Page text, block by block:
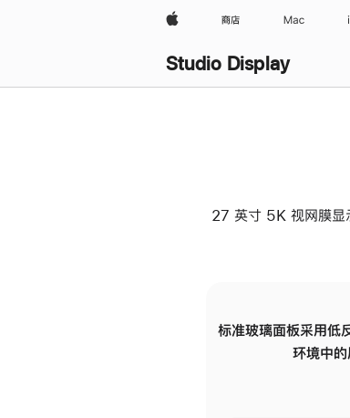
Apple 商店 Mac
Studio Display
27 英寸 5K 视网膜显
标准玻璃面板采用低
环境中的